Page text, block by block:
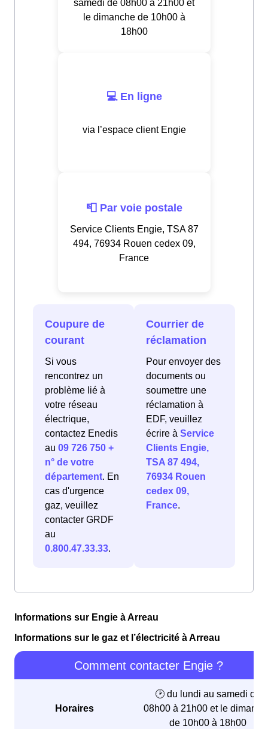
samedi de 08h00 à 21h00 et
le dimanche de 10h00 à
18h00
💻 En ligne
via l’espace client Engie
📮 Par voie postale
Service Clients Engie, TSA 87
494, 76934 Rouen cedex 09,
France
Coupure de
courant
Si vous
rencontrez un
problème lié à
votre réseau
électrique,
contactez Enedis
au 09 726 750 +
n° de votre
département. En
cas d'urgence
gaz, veuillez
contacter GRDF
au
0.800.47.33.33.
Courrier de
réclamation
Pour envoyer des
documents ou
soumettre une
réclamation à
EDF, veuillez
écrire à Service
Clients Engie,
TSA 87 494,
76934 Rouen
cedex 09,
France.
Informations sur Engie à Arreau
Informations sur le gaz et l’électricité à Arreau
Comment contacter Engie ?
Horaires
🕑 du lundi au samedi de
08h00 à 21h00 et le
de 10h00 à 18h00